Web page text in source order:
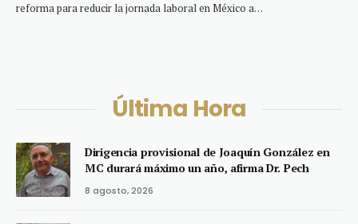
reforma para reducir la jornada laboral en México a…
Última Hora
Dirigencia provisional de Joaquín González en
MC durará máximo un año, afirma Dr. Pech
8 agosto, 2026